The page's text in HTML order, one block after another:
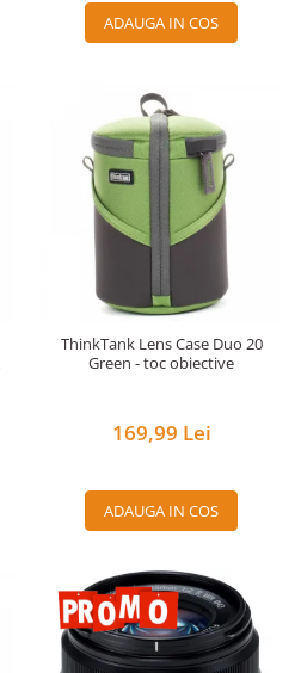
ADAUGA IN COS
ThinkTank Lens Case Duo 20
Green - toc obiective
169,99 Lei
ADAUGA IN COS